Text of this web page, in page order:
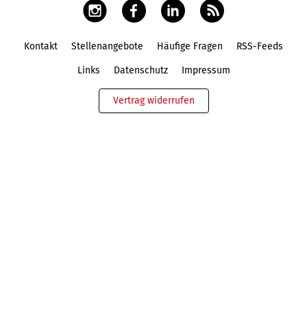
Kontakt Stellenangebote Häufige Fragen RSS-Feeds
Links Datenschutz Impressum
Vertrag widerrufen